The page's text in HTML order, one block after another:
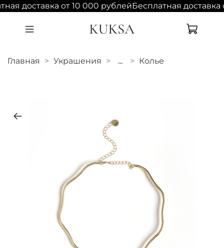
доставка от 10 000 рублейБесплатная доставка
Главная Украшения ... Колье